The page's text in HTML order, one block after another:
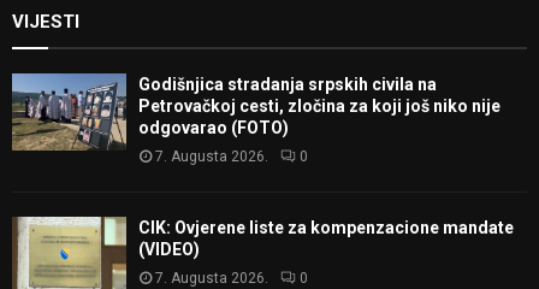
VIJESTI
Godišnjica stradanja srpskih civila na
Petrovačkoj cesti, zločina za koji još niko nije
odgovarao (FOTO)
7. Augusta 2026. 0
CIK: Ovjerene liste za kompenzacione mandate
(VIDEO)
7. Augusta 2026. 0